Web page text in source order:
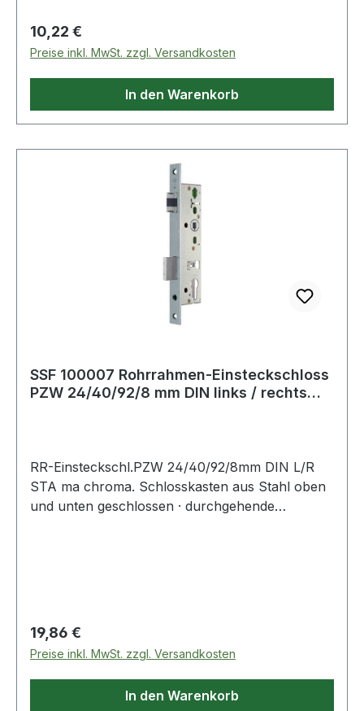
Regulärer Preis:
10,22 €
Preise inkl. MwSt. zzgl. Versandkosten
In den Warenkorb
SSF 100007 Rohrrahmen-Einsteckschloss
PZW 24/40/92/8 mm DIN links / rechts
RR-Einsteckschl.PZW 24/40/92/8mm DIN L/R
STA ma chroma. Schlosskasten aus Stahl oben
und unten geschlossen · durchgehende
Entfernung 92 mm · 8 mm Klemmnuss · Falle
und Riegel vernickelt · Stulp auf Mitte ·
Stulplänge 245 mm · käntig · Hinterdornmaß 15
mm · Klassifizierungsschlüssel nach EN 12 209
vorhandenWeitere technische Eigenschaften:·
Regulärer Preis:
19,86 €
Preise inkl. MwSt. zzgl. Versandkosten
In den Warenkorb